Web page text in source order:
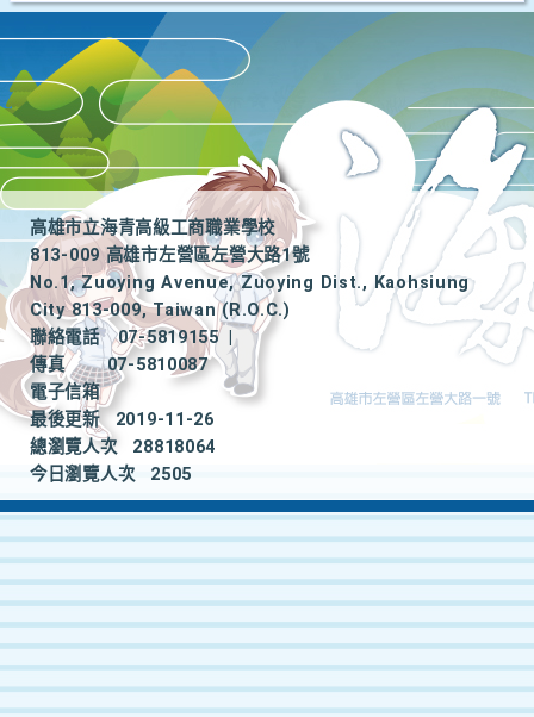
高雄市立海青高級工商職業學校
813-009 高雄市左營區左營大路1號
No.1, Zuoying Avenue, Zuoying Dist., Kaohsiung
City 813-009, Taiwan (R.O.C.)
聯絡電話
07-5819155
|
傳真
07-5810087
電子信箱
最後更新
2019-11-26
總瀏覽人次
28818064
今日瀏覽人次
2505